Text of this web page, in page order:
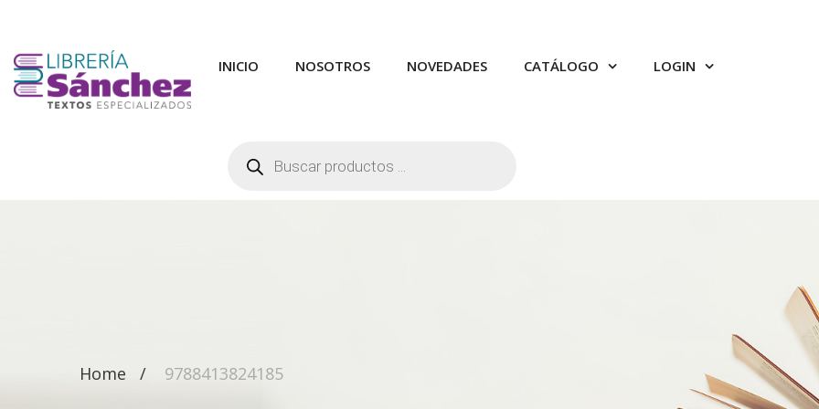
INICIO NOSOTROS NOVEDADES CATÁLOGO LOGIN
productos
Home 9788413824185